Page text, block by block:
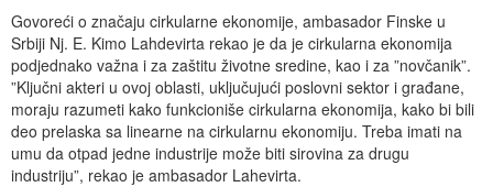
Govoreći o značaju cirkularne ekonomije, ambasador Finske u
Srbiji Nj. E. Kimo Lahdevirta rekao je da je cirkularna ekonomija
podjednako važna i za zaštitu životne sredine, kao i za ”novčanik”.
”Ključni akteri u ovoj oblasti, uključujući poslovni sektor i građane,
moraju razumeti kako funkcioniše cirkularna ekonomija, kako bi bili
deo prelaska sa linearne na cirkularnu ekonomiju. Treba imati na
umu da otpad jedne industrije može biti sirovina za drugu
industriju”, rekao je ambasador Lahevirta.